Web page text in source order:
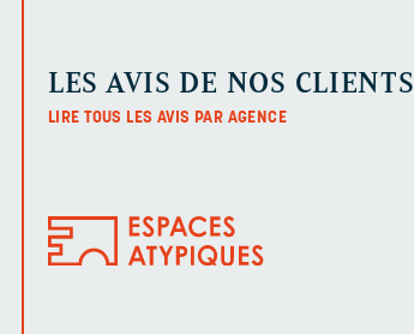
LES AVIS DE NOS CLIENTS
LIRE TOUS LES AVIS PAR AGENCE